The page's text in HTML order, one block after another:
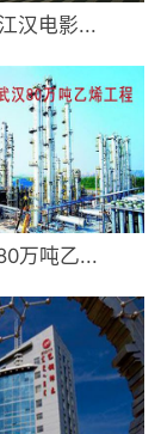
汉电影...
万吨乙...